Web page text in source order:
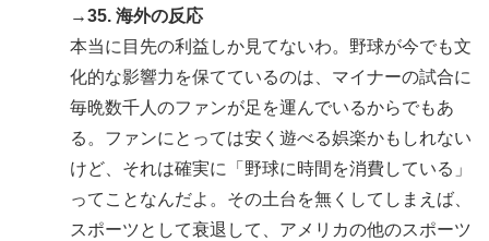
→35. 海外の反応
本当に目先の利益しか見てないわ。野球が今でも文
化的な影響力を保てているのは、マイナーの試合に
毎晩数千人のファンが足を運んでいるからでもあ
る。ファンにとっては安く遊べる娯楽かもしれない
けど、それは確実に「野球に時間を消費している」
ってことなんだよ。その土台を無くしてしまえば、
スポーツとして衰退して、アメリカの他のスポーツ